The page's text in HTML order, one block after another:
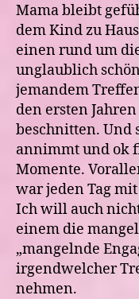
Mama bleibt
dem Kind zu
einen rund um
unglaublich
jemandem
den ersten
beschnitten. Und
annimmt und ok
Momente.
war jeden Tag
Ich will auch
einem die
„mangelnde
irgendwelcher
nehmen.